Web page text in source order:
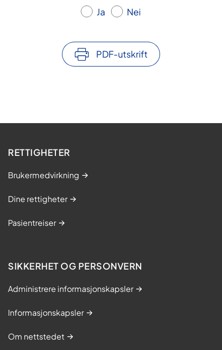
Ja Nei
PDF-utskrift
RETTIGHETER
Brukermedvirkning
Dine rettigheter
Pasientreiser
SIKKERHET OG PERSONVERN
Administrere informasjonskapsler
Informasjonskapsler
Om nettstedet